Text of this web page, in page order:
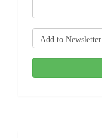
Add to Newsletter